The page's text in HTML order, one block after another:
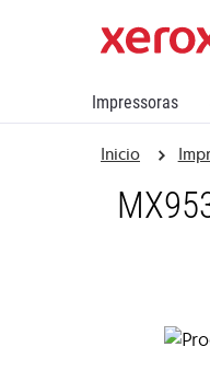
Impressoras
Inicio